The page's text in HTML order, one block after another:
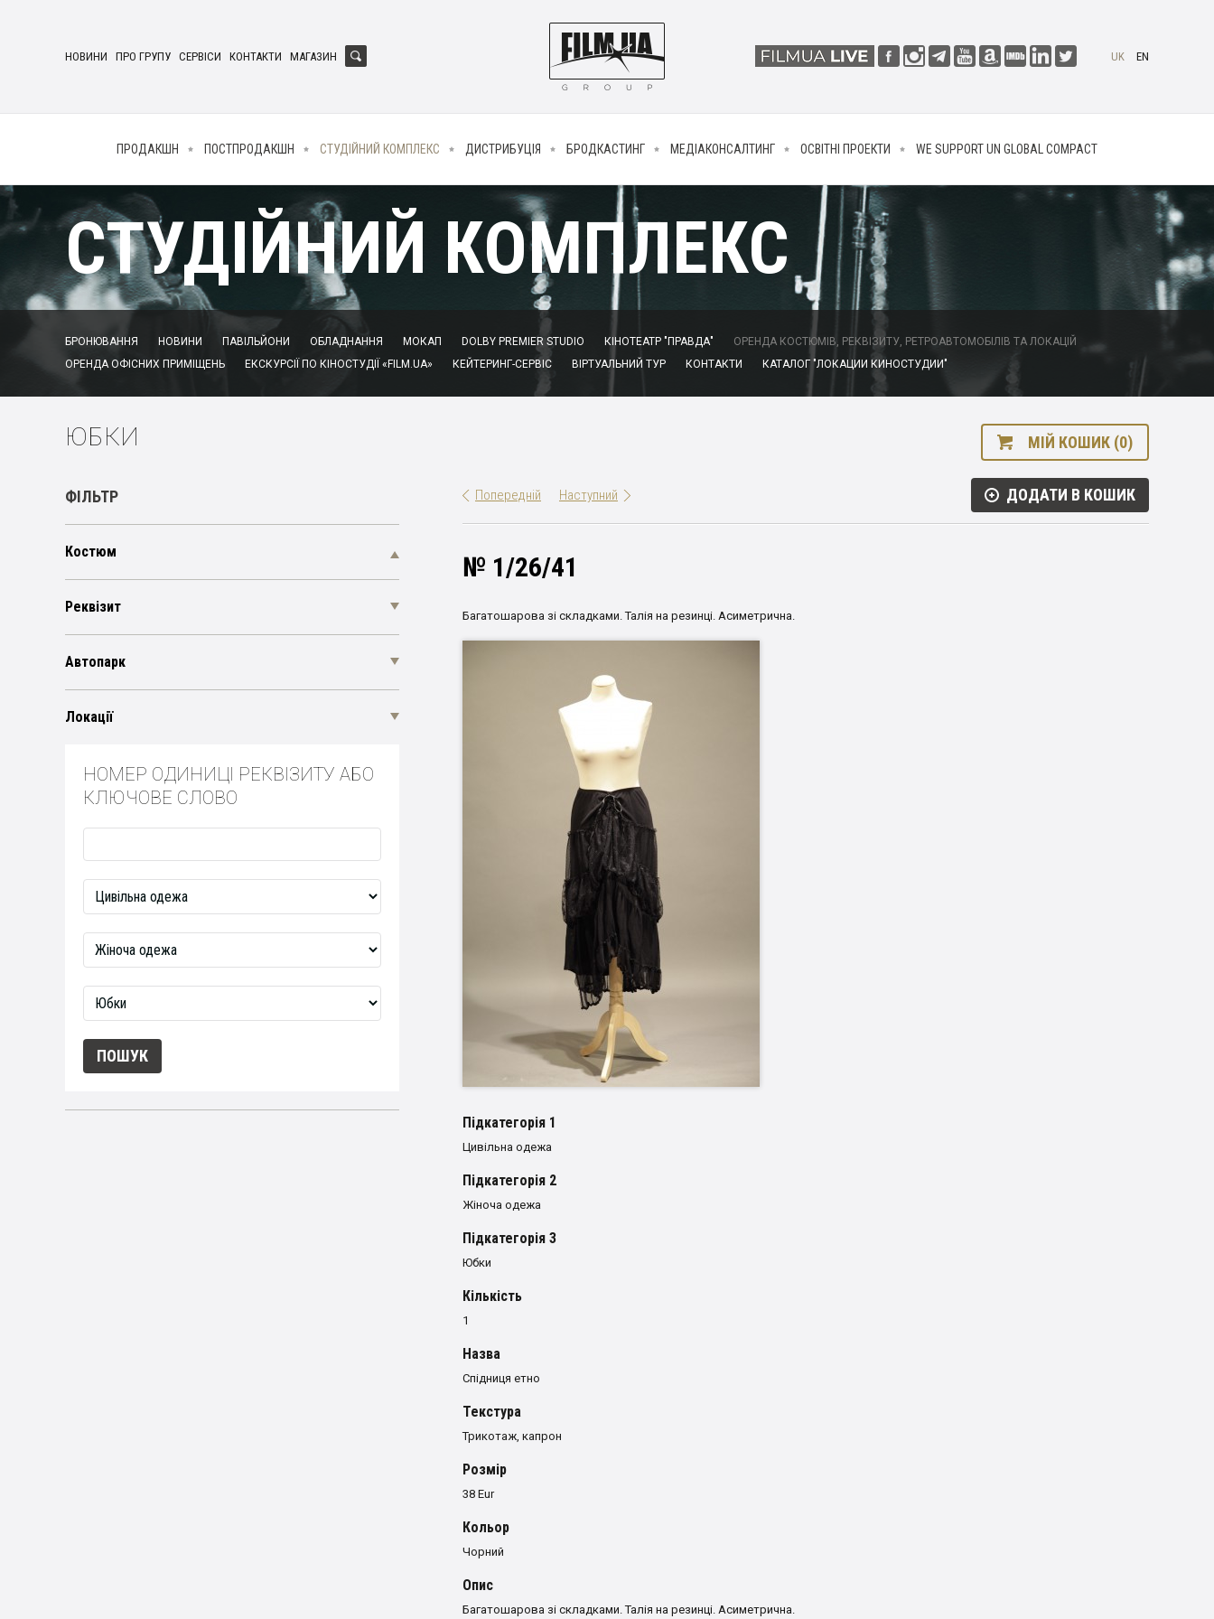
НОВИНИ ПРО ГРУПУ СЕРВІСИ КОНТАКТИ МАГАЗИН UK EN
ПРОДАКШН ПОСТПРОДАКШН СТУДІЙНИЙ КОМПЛЕКС ДИСТРИБУЦІЯ БРОДКАСТИНГ МЕДІАКОНСАЛТИНГ ОСВІТНІ ПРОЕКТИ WE SUPPORT UN GLOBAL COMPACT
СТУДІЙНИЙ КОМПЛЕКС
БРОНЮВАННЯ НОВИНИ ПАВІЛЬЙОНИ ОБЛАДНАННЯ МОКАП DOLBY PREMIER STUDIO КІНОТЕАТР "ПРАВДА"
ОРЕНДА КОСТЮМІВ, РЕКВІЗИТУ, РЕТРОАВТОМОБІЛІВ ТА ЛОКАЦІЙ
ОРЕНДА ОФІСНИХ ПРИМІЩЕНЬ
ЕКСКУРСІЇ ПО КІНОСТУДІЇ «FILM.UA» КЕЙТЕРИНГ-СЕРВІС ВІРТУАЛЬНИЙ ТУР КОНТАКТИ КАТАЛОГ "ЛОКАЦИИ КИНОСТУДИИ"
ЮБКИ МІЙ КОШИК (0)
ФІЛЬТР
Костюм
Реквізит
Автопарк
Локації
НОМЕР ОДИНИЦІ РЕКВІЗИТУ АБО
КЛЮЧОВЕ СЛОВО
Попередній Наступний ДОДАТИ В КОШИК
№ 1/26/41
Багатошарова зі складками. Талія на резинці. Асиметрична.
Пiдкатегорiя 1
Цивільна одежа
Пiдкатегорiя 2
Жіноча одежа
Пiдкатегорiя 3
Юбки
Кількість
1
Назва
Спідниця етно
Текстура
Трикотаж, капрон
Розмiр
38 Eur
Кольор
Чорний
Опис
Багатошарова зі складками. Талія на резинці. Асиметрична.